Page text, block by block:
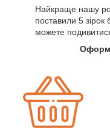
Найкраще нашу
поставили 5 зірок
можете